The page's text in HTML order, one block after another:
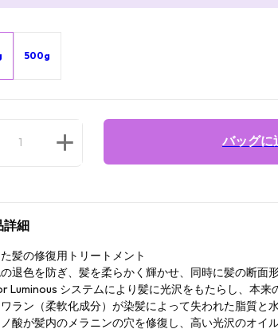
500g
バッグに
詳細
髪の修復用トリートメント
退色を防ぎ、髪を柔らかく輝かせ、同時に髪の断面
Luminous システムにより髪に光沢をもたらし、本来
ラン（柔軟化成分）が染髪によって失われた脂質と
酸が髪内のメラニンの穴を修復し、高い光沢のオイ